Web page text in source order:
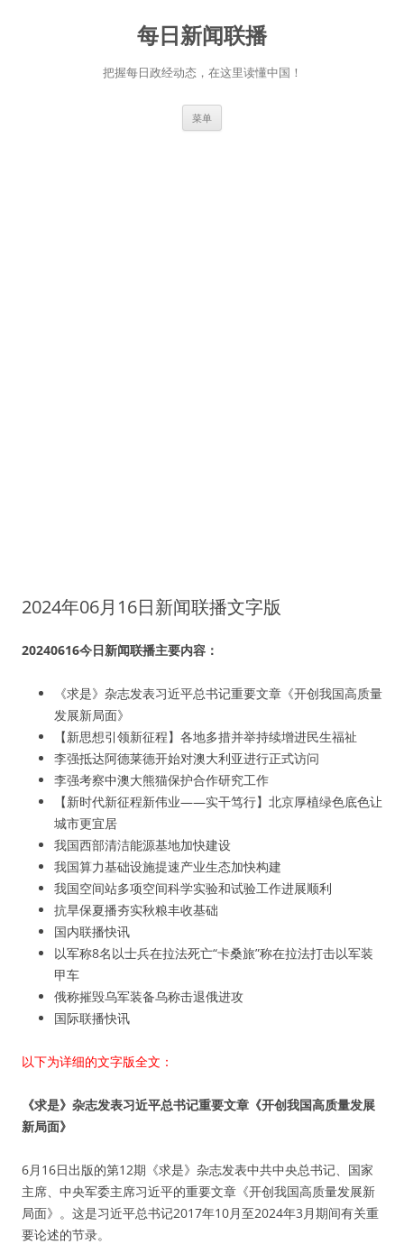
每日新闻联播
把握每日政经动态，在这里读懂中国！
菜单
2024年06月16日新闻联播文字版
20240616今日新闻联播主要内容：
《求是》杂志发表习近平总书记重要文章《开创我国高质量
发展新局面》
【新思想引领新征程】各地多措并举持续增进民生福祉
李强抵达阿德莱德开始对澳大利亚进行正式访问
李强考察中澳大熊猫保护合作研究工作
【新时代新征程新伟业——实干笃行】北京厚植绿色底色让
城市更宜居
我国西部清洁能源基地加快建设
我国算力基础设施提速产业生态加快构建
我国空间站多项空间科学实验和试验工作进展顺利
抗旱保夏播夯实秋粮丰收基础
国内联播快讯
以军称8名以士兵在拉法死亡“卡桑旅”称在拉法打击以军装
甲车
俄称摧毁乌军装备乌称击退俄进攻
国际联播快讯
以下为详细的文字版全文：
《求是》杂志发表习近平总书记重要文章《开创我国高质量发展
新局面》
6月16日出版的第12期《求是》杂志发表中共中央总书记、国家
主席、中央军委主席习近平的重要文章《开创我国高质量发展新
局面》。这是习近平总书记2017年10月至2024年3月期间有关重
要论述的节录。